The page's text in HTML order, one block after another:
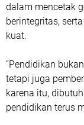
dalam mencetak
berintegritas,
kuat.
“Pendidikan
tetapi juga
karena itu,
pendidikan terus